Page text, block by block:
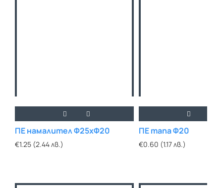
ПЕ намалител Ф25хФ20
€1.25 (2.44 лв.)
ПЕ тапа Ф20
€0.60 (1.17 лв.)